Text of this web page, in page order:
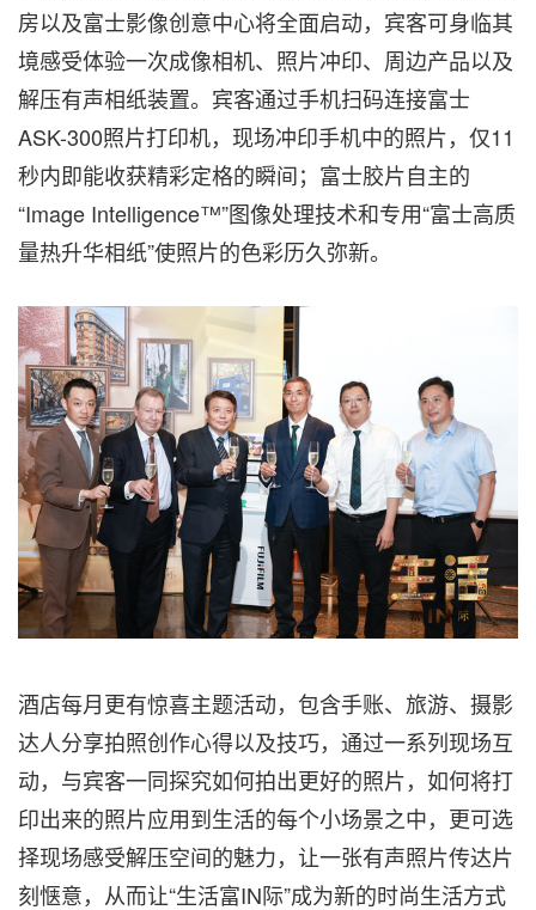
房以及富士影像创意中心将全面启动，宾客可身临其
境感受体验一次成像相机、照片冲印、周边产品以及
解压有声相纸装置。宾客通过手机扫码连接富士
ASK-300照片打印机，现场冲印手机中的照片，仅11
秒内即能收获精彩定格的瞬间；富士胶片自主的
“Image Intelligence™”图像处理技术和专用“富士高质
量热升华相纸”使照片的色彩历久弥新。
酒店每月更有惊喜主题活动，包含手账、旅游、摄影
达人分享拍照创作心得以及技巧，通过一系列现场互
动，与宾客一同探究如何拍出更好的照片，如何将打
印出来的照片应用到生活的每个小场景之中，更可选
择现场感受解压空间的魅力，让一张有声照片传达片
刻惬意，从而让“生活富IN际”成为新的时尚生活方式